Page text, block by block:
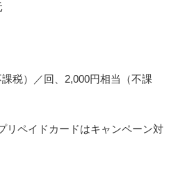
税）／回、2,000円相当（不課
リペイドカードはキャンペーン対